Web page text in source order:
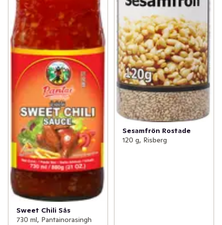
Sweet Chili Sås
730 ml, Pantainorasingh
Sesamfrön Rostade
120 g, Risberg